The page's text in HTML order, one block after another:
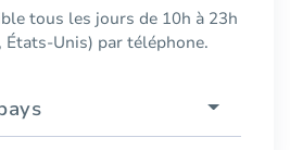
tous les jours de 10h à 23h
États-Unis) par téléphone.